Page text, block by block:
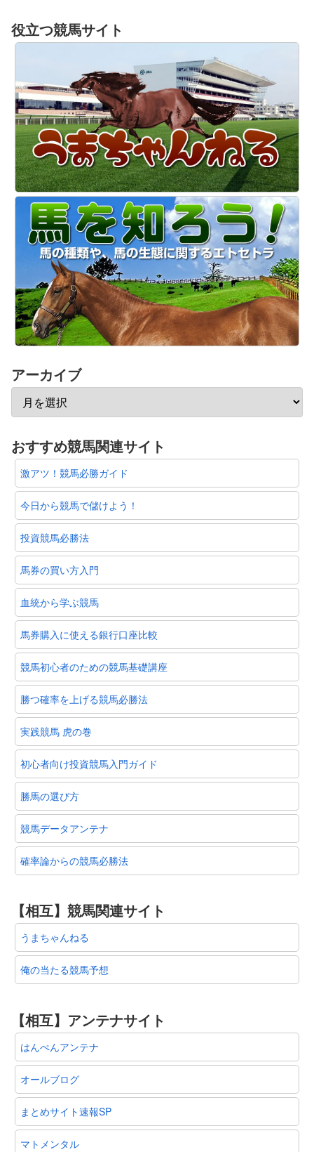
役立つ競馬サイト
アーカイブ
おすすめ競馬関連サイト
激アツ！競馬必勝ガイド
今日から競馬で儲けよう！
投資競馬必勝法
馬券の買い方入門
血統から学ぶ競馬
馬券購入に使える銀行口座比較
競馬初心者のための競馬基礎講座
勝つ確率を上げる競馬必勝法
実践競馬 虎の巻
初心者向け投資競馬入門ガイド
勝馬の選び方
競馬データアンテナ
確率論からの競馬必勝法
【相互】競馬関連サイト
うまちゃんねる
俺の当たる競馬予想
【相互】アンテナサイト
はんぺんアンテナ
オールブログ
まとめサイト速報SP
マトメンタル